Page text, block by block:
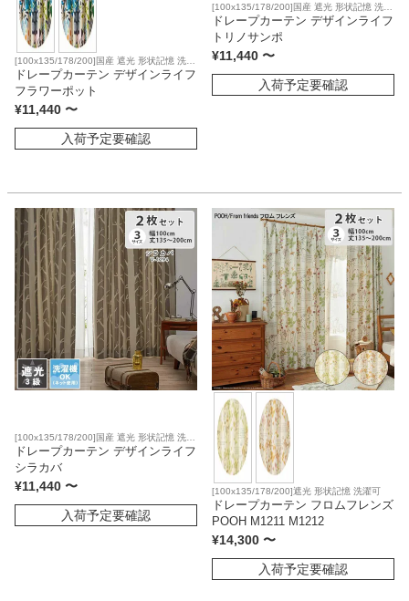
[100x135/178/200]国産 遮光 形状記憶 洗濯
可
ドレープカーテン デザインライフ
フラワーポット
¥11,440 〜
入荷予定要確認
[100x135/178/200]国産 遮光 形状記憶 洗濯
可
ドレープカーテン デザインライフ
トリノサンポ
¥11,440 〜
入荷予定要確認
[100x135/178/200]国産 遮光 形状記憶 洗濯
可
ドレープカーテン デザインライフ
シラカバ
¥11,440 〜
入荷予定要確認
[100x135/178/200]遮光 形状記憶 洗濯可
ドレープカーテン フロムフレンズ
POOH M1211 M1212
¥14,300 〜
入荷予定要確認